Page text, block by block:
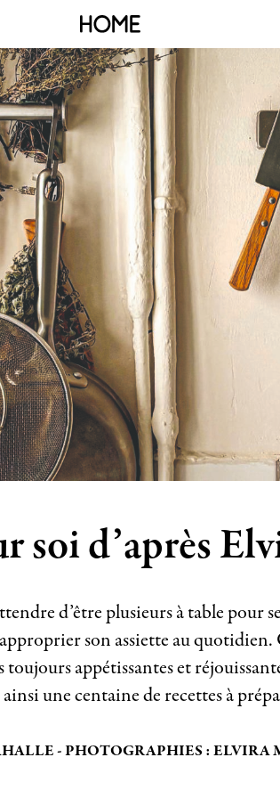
soi d’après
d’être plusieurs à table pour
son assiette au
toujours appétissantes et
une centaine de recettes à
- PHOTOGRAPHIES : ELVIRA